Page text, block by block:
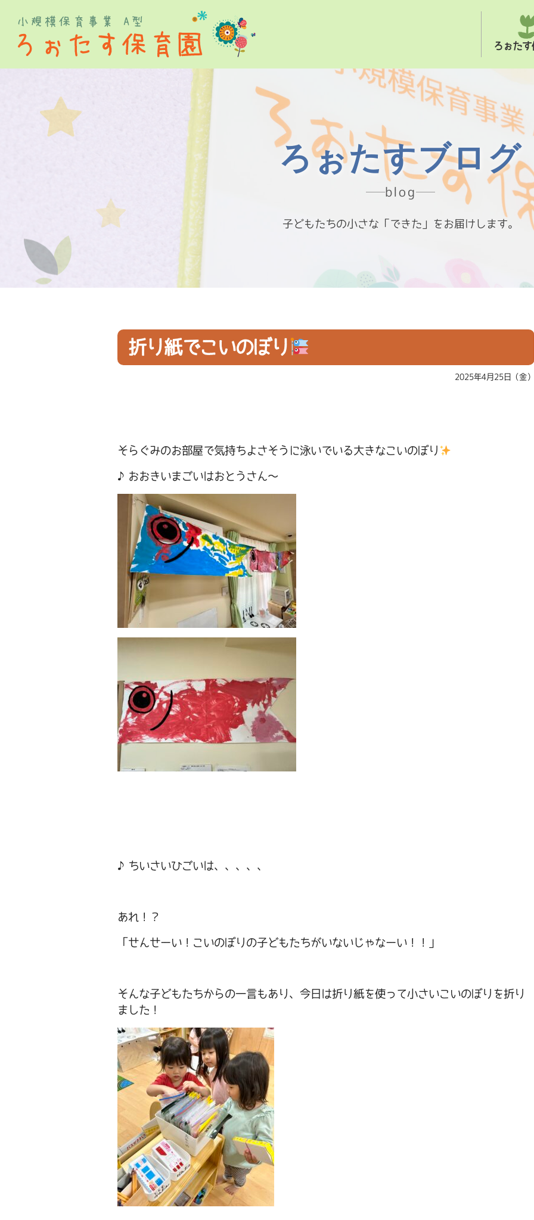
ろぉたす
ろぉたすブログ
blog
子どもたちの小さな「できた」をお届けします。
折り紙でこいのぼり
2025年4月25日（金）
そらぐみのお部屋で気持ちよさそうに泳いでいる大きなこいのぼり
♪おおきいまごいはおとうさん～
♪ちいさいひごいは、、、、、
あれ！？
「せんせーい！こいのぼりの子どもたちがいないじゃなーい！！」
そんな子どもたちからの一言もあり、今日は折り紙を使って小さいこいのぼりを折り
ました！